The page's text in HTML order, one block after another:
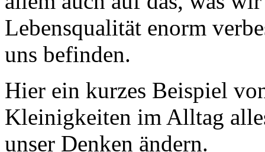
Lebensqualität enorm
uns befinden.
Hier ein kurzes Beispiel
Kleinigkeiten im Alltag
unser Denken ändern.